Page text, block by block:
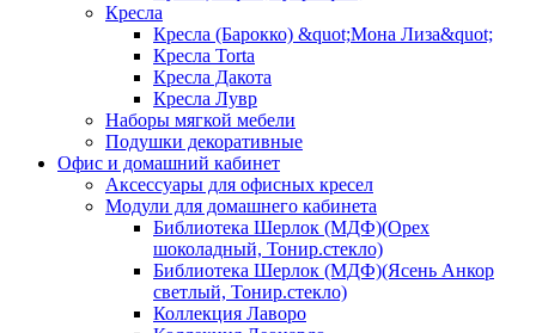
Кресла
Кресла (Барокко) &quot;Мона Лиза&quot;
Кресла Torta
Кресла Дакота
Кресла Лувр
Наборы мягкой мебели
Подушки декоративные
Офис и домашний кабинет
Аксессуары для офисных кресел
Модули для домашнего кабинета
Библиотека Шерлок (МДФ)(Орех
шоколадный, Тонир.стекло)
Библиотека Шерлок (МДФ)(Ясень Анкор
светлый, Тонир.стекло)
Коллекция Лаворо